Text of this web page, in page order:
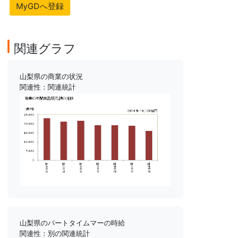
MyGDへ登録
関連グラフ
山梨県の商業の状況
関連性：関連統計
山梨県のパートタイムマーの時給
関連性：別の関連統計